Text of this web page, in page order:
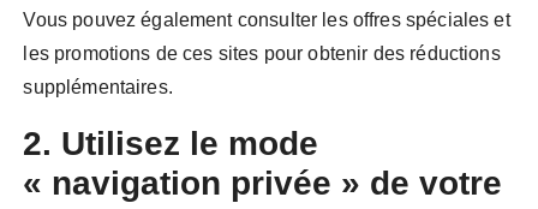
Vous pouvez également consulter les offres spéciales et
les promotions de ces sites pour obtenir des réductions
supplémentaires.
2. Utilisez le mode
« navigation privée » de votre